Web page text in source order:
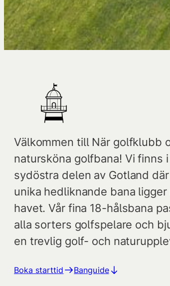
Välkommen till När golfklubb
natursköna golfbana! Vi finns
sydöstra delen av Gotland
unika hedliknande bana ligger
havet. Vår fina 18-hålsbana
alla sorters golfspelare och
en trevlig golf- och
Boka starttid Banguide